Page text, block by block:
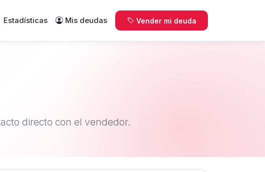
Estadísticas Mis deudas Vender mi deuda
directo con el vendedor.